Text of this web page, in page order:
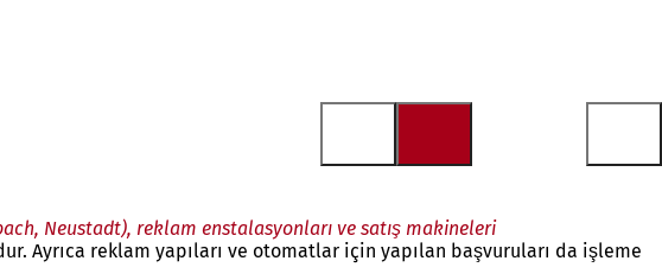
Neustadt), reklam enstalasyonları ve satış makineleri
Ayrıca reklam yapıları ve otomatlar için yapılan başvuruları da işleme